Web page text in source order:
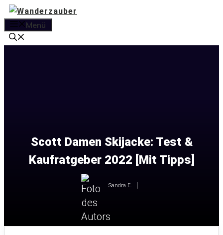
Zum
Inhalt
springen
Menü
Scott Damen Skijacke: Test &
Kaufratgeber 2022 [Mit Tipps]
Sandra E.